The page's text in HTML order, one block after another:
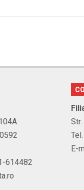
614482
E-